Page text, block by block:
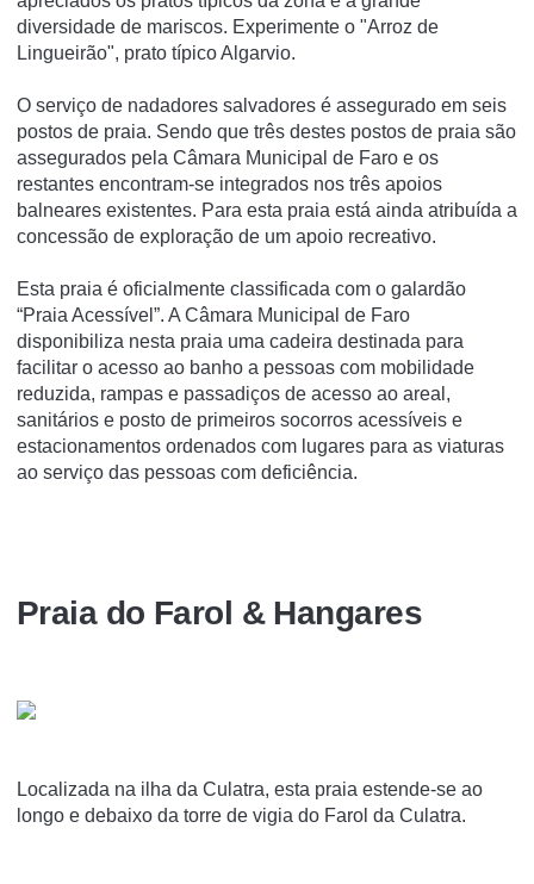
diversidade de mariscos. Experimente o "Arroz de
Lingueirão", prato típico Algarvio.
O serviço de nadadores salvadores é assegurado em seis
postos de praia. Sendo que três destes postos de praia são
assegurados pela Câmara Municipal de Faro e os
restantes encontram-se integrados nos três apoios
balneares existentes. Para esta praia está ainda atribuída a
concessão de exploração de um apoio recreativo.
Esta praia é oficialmente classificada com o galardão
“Praia Acessível”. A Câmara Municipal de Faro
disponibiliza nesta praia uma cadeira destinada para
facilitar o acesso ao banho a pessoas com mobilidade
reduzida, rampas e passadiços de acesso ao areal,
sanitários e posto de primeiros socorros acessíveis e
estacionamentos ordenados com lugares para as viaturas
ao serviço das pessoas com deficiência.
Praia do Farol & Hangares
Localizada na ilha da Culatra, esta praia estende-se ao
longo e debaixo da torre de vigia do Farol da Culatra.